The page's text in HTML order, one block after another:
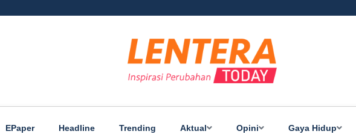
EPaper Headline Trending Aktual Opini Gaya Hidup